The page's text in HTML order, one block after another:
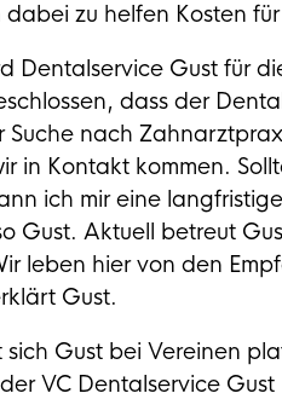
zu helfen Kosten
Dentalservice Gust für
dass der
Suche nach
in Kontakt kommen.
ich mir eine
Gust. Aktuell betreut
leben hier von den
Gust.
sich Gust bei Vereinen
VC Dentalservice